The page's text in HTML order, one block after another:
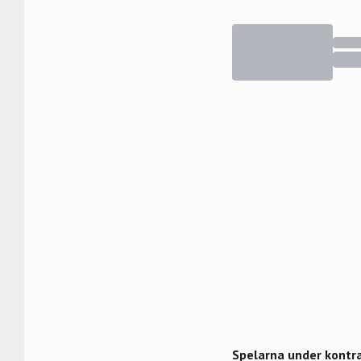
Spelarna under